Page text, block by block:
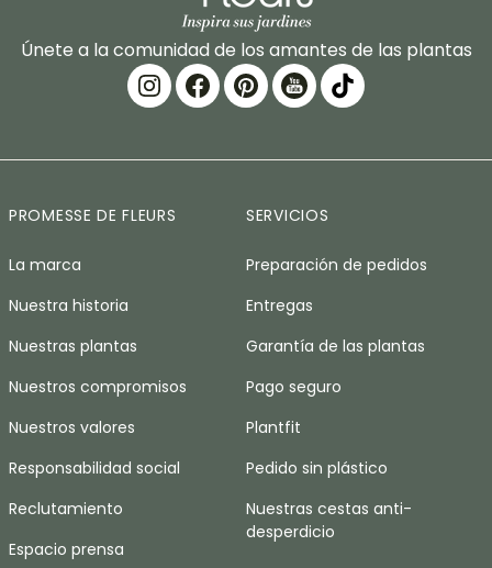
Únete a la comunidad de los amantes de las plantas
PROMESSE DE FLEURS
La marca
Nuestra historia
Nuestras plantas
Nuestros compromisos
Nuestros valores
Responsabilidad social
Reclutamiento
Espacio prensa
SERVICIOS
Preparación de pedidos
Entregas
Garantía de las plantas
Pago seguro
Plantfit
Pedido sin plástico
Nuestras cestas anti-
desperdicio